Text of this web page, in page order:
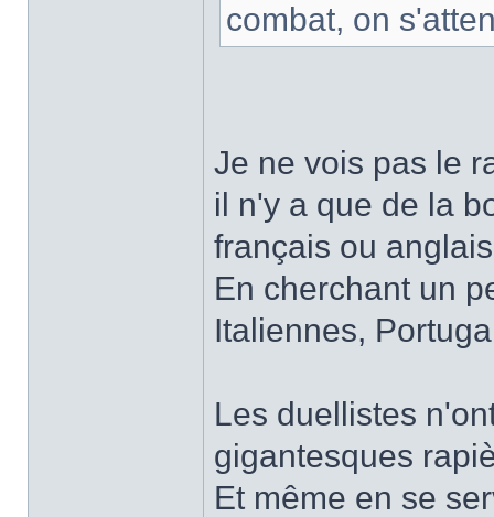
combat, on
Je ne vois pas le
il n'y a que de la
français ou
En cherchant un
Italiennes,
Les duellistes
gigantesques
Et même en se